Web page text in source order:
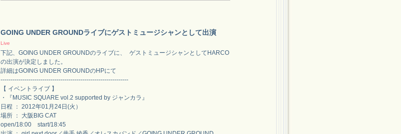
GOING UNDER GROUNDライブにゲストミュージシャンとして出演
Live
下記、GOING UNDER GROUNDのライブに、 ゲストミュージシャンとしてHARCO
の出演が決定しました。
詳細はGOING UNDER GROUNDのHPにて
----------------------------------------------------------------
【 イベントライブ 】
・『MUSIC SQUARE vol.2 supported by ジャンカラ』
日程 ： 2012年01月24日(火）
場所 ： 大阪BIG CAT
open/18:00 start/18:45